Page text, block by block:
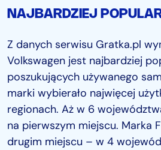
NAJBARDZIEJ
Z danych serwisu Gratka.pl
Volkswagen jest najbardziej
poszukujących używanego
marki wybierało najwięcej
regionach. Aż w 6
na pierwszym miejscu. Marka
drugim miejscu – w 4